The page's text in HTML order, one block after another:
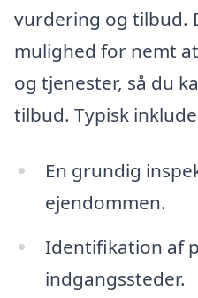
vurdering og tilbud.
mulighed for nemt
og tjenester, så du
tilbud. Typisk
En grundig
ejendommen.
Identifikation af
indgangssteder.